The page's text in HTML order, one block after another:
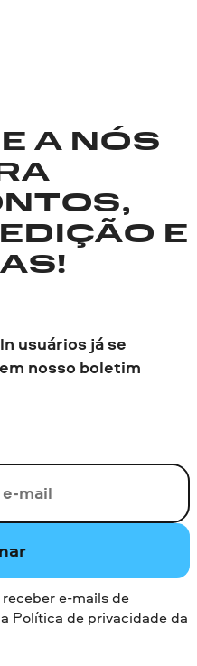
A NÓS
E
usuários já se
nosso boletim
e-mails de
Política de privacidade da